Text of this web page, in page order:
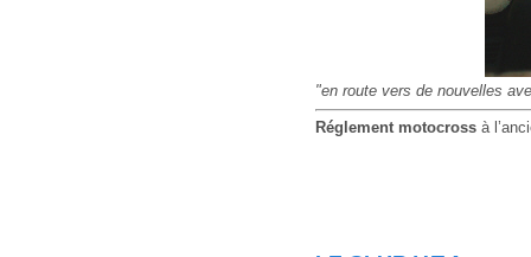
"en route vers de nouvelles
Réglement motocross à